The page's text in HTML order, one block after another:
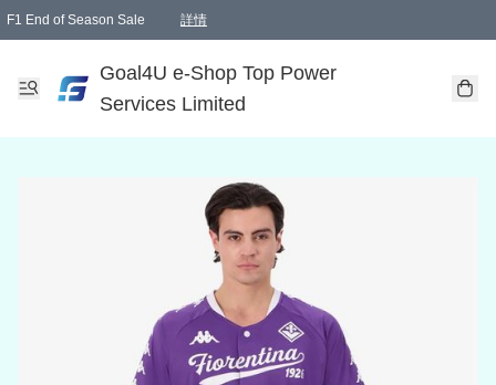
F1 End of Season Sale 詳情
Goal4U e-Shop Top Power
Services Limited